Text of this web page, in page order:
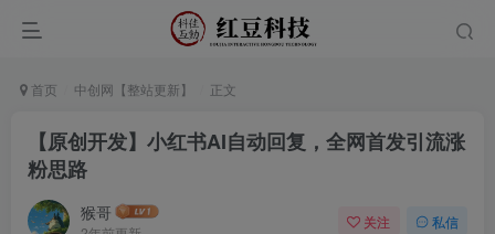
首页 中创网【整站更新】 正文
【原创开发】小红书AI自动回复，全网首发引流涨
粉思路
猴哥 关注 私信